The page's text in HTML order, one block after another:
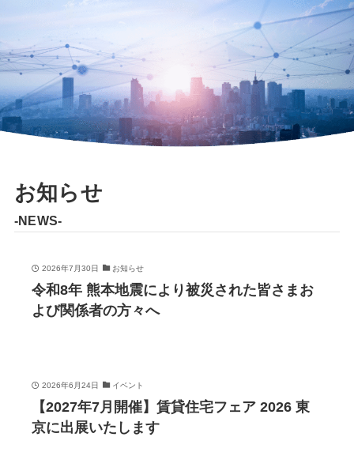
お知らせ
-NEWS-
2026年7月30日 お知らせ
令和8年 熊本地震により被災された皆さまお
よび関係者の方々へ
2026年6月24日 イベント
【2027年7月開催】賃貸住宅フェア 2026 東
京に出展いたします